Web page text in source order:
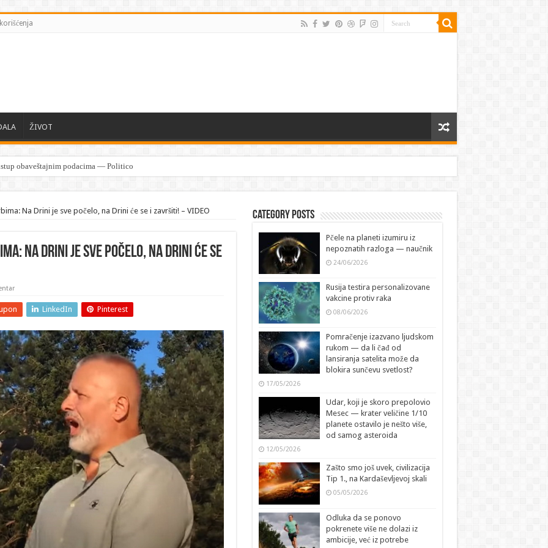
ŽIVOT
Na Drini je sve počelo, na Drini će se i završiti! – VIDEO
Na Drini je sve počelo, na Drini će se
LinkedIn Pinterest
Category Posts
Pčele na planeti izumiru iz
nepoznatih razloga — naučnik
24/06/2026
Rusija testira personalizovane
vakcine protiv raka
08/06/2026
Pomračenje izazvano ljudskom
rukom — da li čađ od
lansiranja satelita može da
blokira sunčevu svetlost?
17/05/2026
Udar, koji je skoro prepolovio
Mesec — krater veličine 1/10
planete ostavilo je nešto više,
od samog asteroida
12/05/2026
Zašto smo još uvek, civilizacija
Tip 1., na Kardaševljevoj skali
05/05/2026
Odluka da se ponovo
pokrenete više ne dolazi iz
ambicije, već iz potrebe